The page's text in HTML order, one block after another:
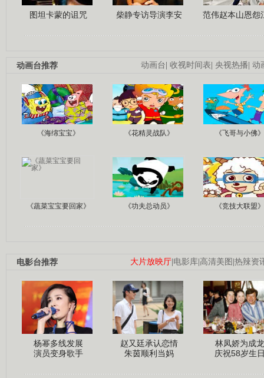
图坦卡蒙的诅咒 柴静专访导演李安 范伟赵本山恩怨
动画台| 收视时间表| 央视热播| 动
动画台推荐
《海绵宝宝》 《花精灵战队》 《飞哥与小佛》
《蔬菜宝宝要回家》 《功夫总动员》 《竞技大联盟》
大片放映厅|电影库|高清美图 |热辣资
电影台推荐
杨幂多线发展
演员变身歌手
赵又廷承认恋情
朱茵顺利当妈
林凤娇为成龙
庆祝58岁生